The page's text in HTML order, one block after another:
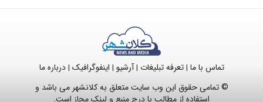
تماس با ما |تعرفه تبلیغات |آرشیو | اینفوگرافیک |درباره ما
© تمامی حقوق این وب سایت متعلق به کلانشهر می باشد و
استفاده از مطالب با درج منبع و لینک مجاز است.